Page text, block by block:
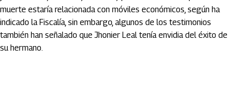
muerte estaría relacionada con móviles económicos, según ha
indicado la Fiscalía, sin embargo, algunos de los testimonios
también han señalado que Jhonier Leal tenía envidia del éxito de
su hermano.